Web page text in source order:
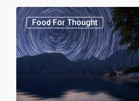
Food For Thought